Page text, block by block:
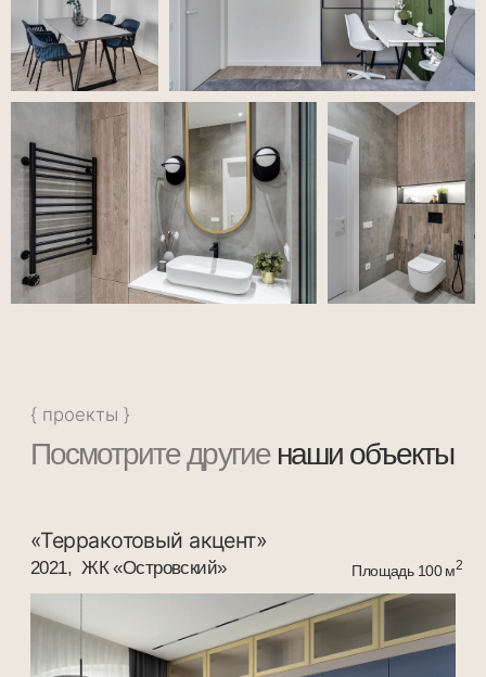
Площадь 75 м
2023, ЖК «Вересаево»
«Дух волшебного леса»
Площадь 80 м2
2018, ЖК «Маяк»
«Романтичный Midcentury»